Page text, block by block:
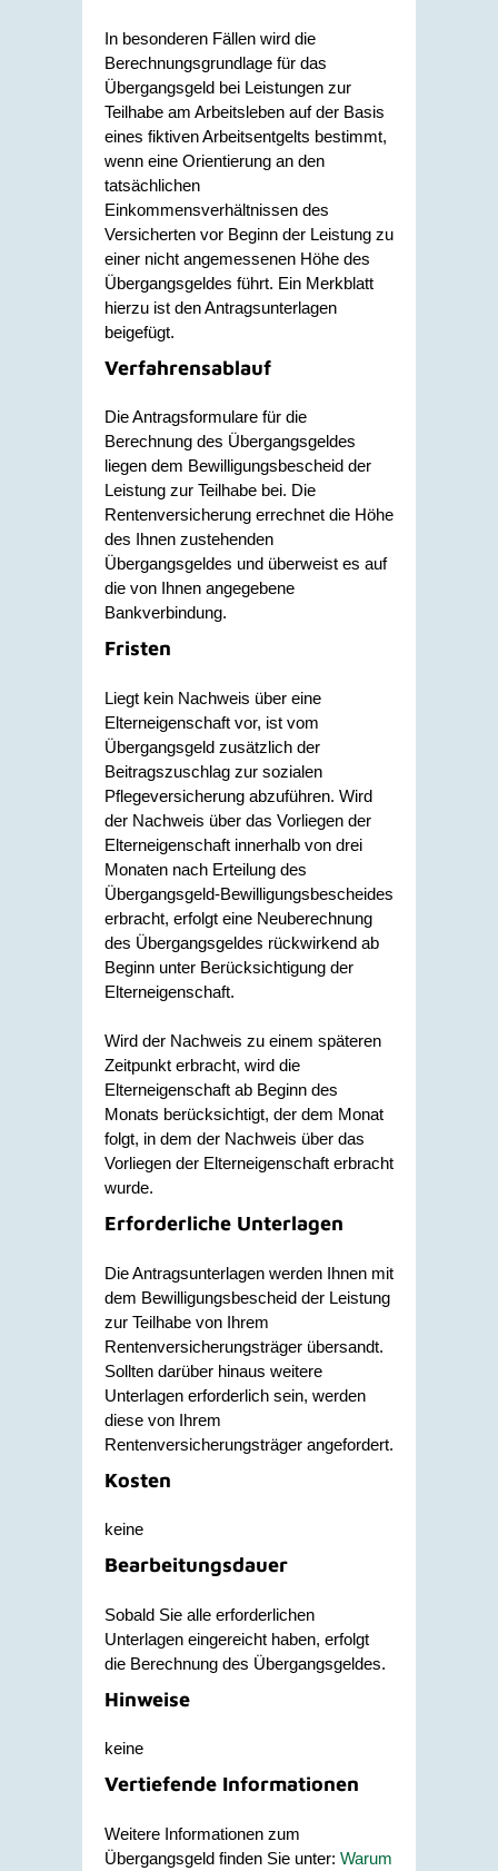
In besonderen Fällen wird die
Berechnungsgrundlage für das
Übergangsgeld bei Leistungen zur
Teilhabe am Arbeitsleben auf der Basis
eines fiktiven Arbeitsentgelts bestimmt,
wenn eine Orientierung an den
tatsächlichen
Einkommensverhältnissen des
Versicherten vor Beginn der Leistung zu
einer nicht angemessenen Höhe des
Übergangsgeldes führt. Ein Merkblatt
hierzu ist den Antragsunterlagen
beigefügt.
Verfahrensablauf
Die Antragsformulare für die
Berechnung des Übergangsgeldes
liegen dem Bewilligungsbescheid der
Leistung zur Teilhabe bei. Die
Rentenversicherung errechnet die Höhe
des Ihnen zustehenden
Übergangsgeldes und überweist es auf
die von Ihnen angegebene
Bankverbindung.
Fristen
Liegt kein Nachweis über eine
Elterneigenschaft vor, ist vom
Übergangsgeld zusätzlich der
Beitragszuschlag zur sozialen
Pflegeversicherung abzuführen. Wird
der Nachweis über das Vorliegen der
Elterneigenschaft innerhalb von drei
Monaten nach Erteilung des
Übergangsgeld-Bewilligungsbescheides
erbracht, erfolgt eine Neuberechnung
des Übergangsgeldes rückwirkend ab
Beginn unter Berücksichtigung der
Elterneigenschaft.
Wird der Nachweis zu einem späteren
Zeitpunkt erbracht, wird die
Elterneigenschaft ab Beginn des
Monats berücksichtigt, der dem Monat
folgt, in dem der Nachweis über das
Vorliegen der Elterneigenschaft erbracht
wurde.
Erforderliche Unterlagen
Die Antragsunterlagen werden Ihnen mit
dem Bewilligungsbescheid der Leistung
zur Teilhabe von Ihrem
Rentenversicherungsträger übersandt.
Sollten darüber hinaus weitere
Unterlagen erforderlich sein, werden
diese von Ihrem
Rentenversicherungsträger angefordert.
Kosten
keine
Bearbeitungsdauer
Sobald Sie alle erforderlichen
Unterlagen eingereicht haben, erfolgt
die Berechnung des Übergangsgeldes.
Hinweise
keine
Vertiefende Informationen
Weitere Informationen zum
Übergangsgeld finden Sie unter: Warum